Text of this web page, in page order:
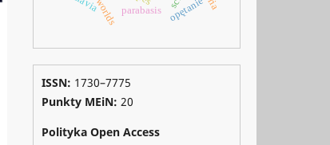
parabasis opętanie
ISSN: 1730–7775
Punkty MEiN: 20
Polityka Open Access